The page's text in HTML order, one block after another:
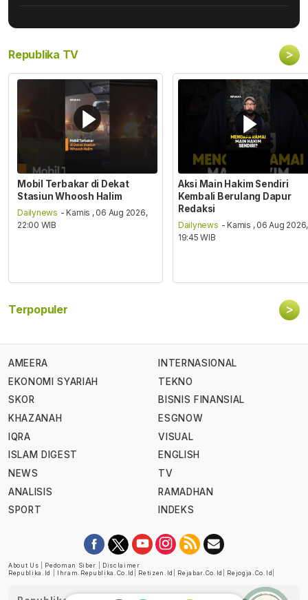
Republika TV >
Mobil Terbakar di Dekat
Stasiun Whoosh Halim
Dailynews - Kamis , 06 Aug 2026,
22:00 WIB
Aksi Main Hakim Sendiri
Kembali Berulang Dapur
Redaksi
Dailynews - Kamis , 06 Aug 2026,
19:45 WIB
Terpopuler >
AMEERA
EKONOMI SYARIAH
SKOR
KHAZANAH
IQRA
ISLAM DIGEST
NEWS
ANALISIS
SPORT
INTERNASIONAL
TEKNO
BISNIS FINANSIAL
ESGNOW
VISUAL
ENGLISH
TV
RAMADHAN
INDEKS
About Us Pedoman Siber
Disclaimer
Republika.id
Ihram.republika.co.id Retizen.id Rejabar.co.id Rejogja.co.id